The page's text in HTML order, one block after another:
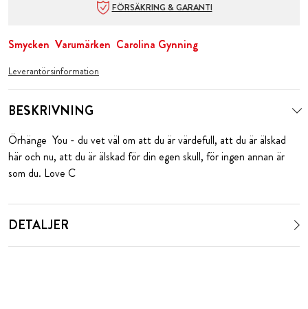
FÖRSÄKRING & GARANTI
Smycken Varumärken Carolina Gynning
Leverantörsinformation
BESKRIVNING
Örhänge You - du vet väl om att du är värdefull, att du är älskad
här och nu, att du är älskad för din egen skull, för ingen annan är
som du. Love C
DETALJER